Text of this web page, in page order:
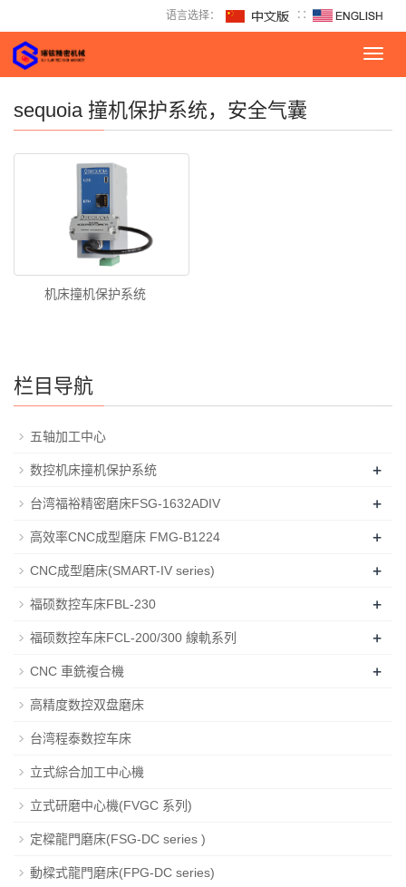
语言选择： ∷
sequoia 撞机保护系统，安全气囊
机床撞机保护系统
栏目导航
五轴加工中心
数控机床撞机保护系统 +
台湾福裕精密磨床FSG-1632ADIV +
高效率CNC成型磨床 FMG-B1224 +
CNC成型磨床(SMART-IV series) +
福硕数控车床FBL-230 +
福硕数控车床FCL-200/300 線軌系列 +
CNC 車銑複合機 +
高精度数控双盘磨床
台湾程泰数控车床
立式綜合加工中心機
立式研磨中心機(FVGC 系列)
定樑龍門磨床(FSG-DC series )
動樑式龍門磨床(FPG-DC series)